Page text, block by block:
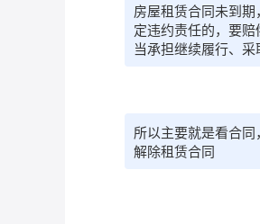
房屋租赁合同未到
定违约责任的，要
当承担继续履行、采
所以主要就是看合
解除租赁合同